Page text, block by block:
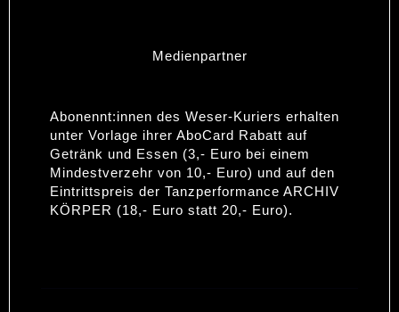
Medienpartner
Abonennt:innen des Weser-Kuriers erhalten
unter Vorlage ihrer AboCard Rabatt auf
Getränk und Essen (3,- Euro bei einem
Mindestverzehr von 10,- Euro) und auf den
Eintrittspreis der Tanzperformance ARCHIV
KÖRPER (18,- Euro statt 20,- Euro).